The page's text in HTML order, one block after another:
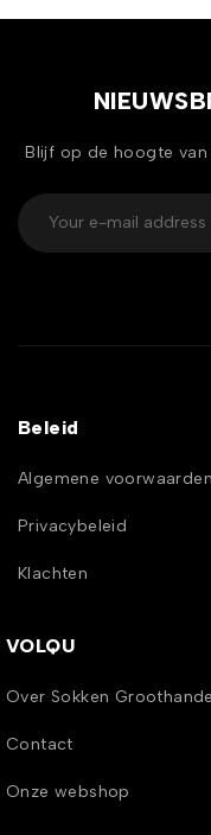
VOLQU
Over Sokken
Contact
Onze webshop
Beleid
Algemene voorwaarden
Privacybeleid
Klachten
Blijf op de hoogte